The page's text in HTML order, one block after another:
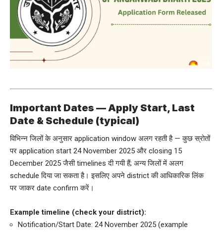
Important Dates — Apply Start, Last
Date & Schedule (typical)
विभिन्न जिलों के अनुसार application window अलग रहती है — कुछ स्रोतों
पर application start 24 November 2025 और closing 15
December 2025 जैसी timelines दी गयी हैं; अन्य जिलों में अलग
schedule दिया जा सकता है। इसलिए अपने district की आधिकारिक लिंक
पर जाकर date confirm करें।
Example timeline (check your district):
Notification/Start Date: 24 November 2025 (example